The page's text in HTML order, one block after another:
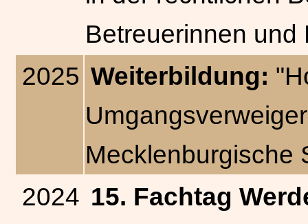
Betreuerinnen und
2025 Weiterbildung:
Mecklenburgische
2024 15. Fachtag